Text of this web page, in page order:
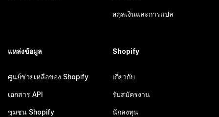
สกุลเงินและการแปล
แหล่งข้อมูล
ศูนย์ช่วยเหลือของ Shopify
เอกสาร API
ชุมชน Shopify
Shopify
เกี่ยวกับ
รับสมัครงาน
นักลงทุน